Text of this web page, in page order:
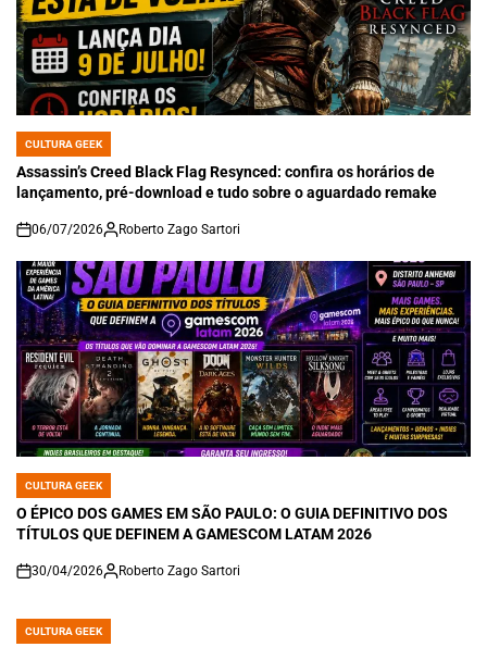
POSTED
IN
CULTURA GEEK
Assassin’s Creed Black Flag Resynced: confira os horários de
lançamento, pré-download e tudo sobre o aguardado remake
on
06/07/2026 Roberto Zago Sartori
POSTED
IN
CULTURA GEEK
O ÉPICO DOS GAMES EM SÃO PAULO: O GUIA DEFINITIVO DOS
TÍTULOS QUE DEFINEM A GAMESCOM LATAM 2026
on
30/04/2026 Roberto Zago Sartori
POSTED
CULTURA GEEK